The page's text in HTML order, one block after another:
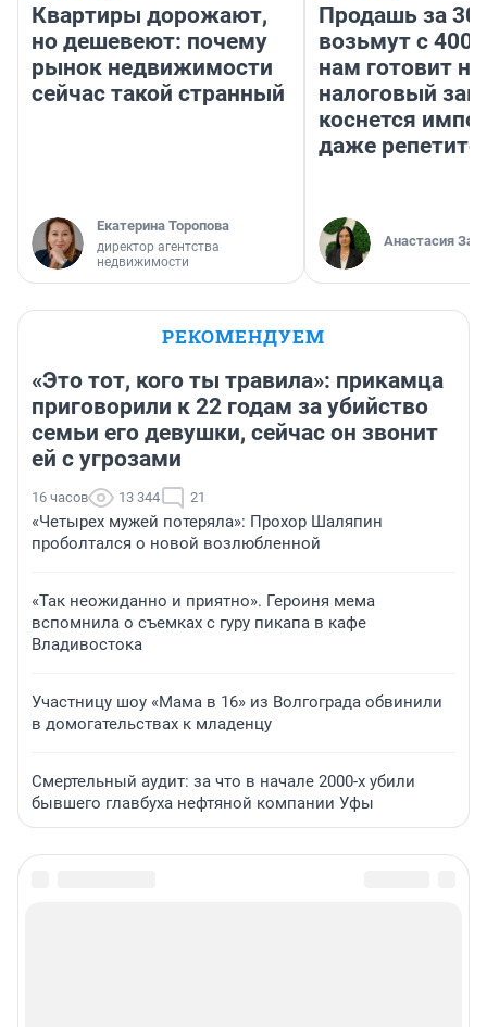
Квартиры дорожают,
но дешевеют: почему
рынок недвижимости
сейчас такой странный
Екатерина Торопова
директор агентства
недвижимости
Продашь за
возьмут с
нам готовит
налоговый
коснется
даже
Анастасия
РЕКОМЕНДУЕМ
«Это тот, кого ты травила»: прикамца
приговорили к 22 годам за убийство
семьи его девушки, сейчас он звонит
ей с угрозами
16 часов 13 344 21
«Четырех мужей потеряла»: Прохор Шаляпин
проболтался о новой возлюбленной
«Так неожиданно и приятно». Героиня мема
вспомнила о съемках с гуру пикапа в кафе
Владивостока
Участницу шоу «Мама в 16» из Волгограда обвинили
в домогательствах к младенцу
Смертельный аудит: за что в начале 2000-х убили
бывшего главбуха нефтяной компании Уфы